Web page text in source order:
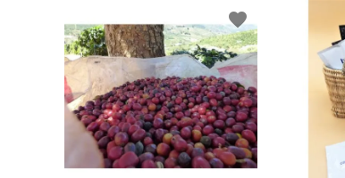
favorite